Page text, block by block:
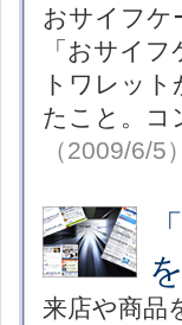
おサイフケ
「おサイ
トワレッ
たこと。コ
（2009/6/5）
来店や商品